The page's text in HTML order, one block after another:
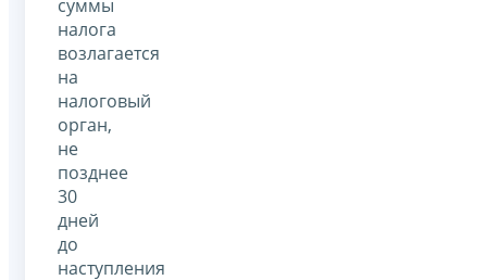
суммы
налога
возлагается
на
налоговый
орган,
не
позднее
30
дней
до
наступления